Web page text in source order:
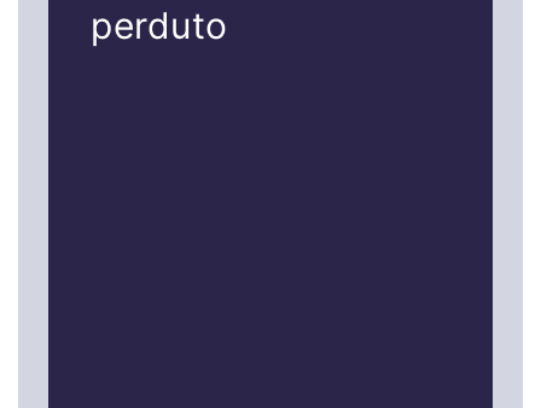
perduto